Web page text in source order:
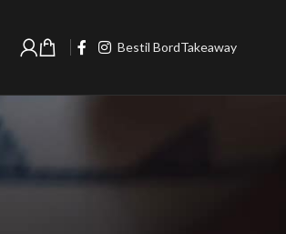
Bestil BordTakeaway